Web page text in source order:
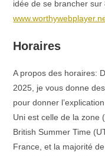
idée de se brancher
Horaires
A propos des horaires:
2025, je vous donne
pour donner
Uni est celle de la zone
British Summer Time
France, et la majorité